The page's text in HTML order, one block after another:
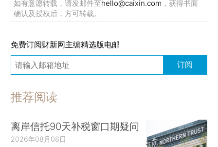
如有意愿转载，请发邮件至hello@caixin.com ，获得书面
确认及授权后，方可转载。
免费订阅财新网主编精选版电邮
订阅
推荐阅读
离岸信托90天补税窗口期疑问
2026年08月08日